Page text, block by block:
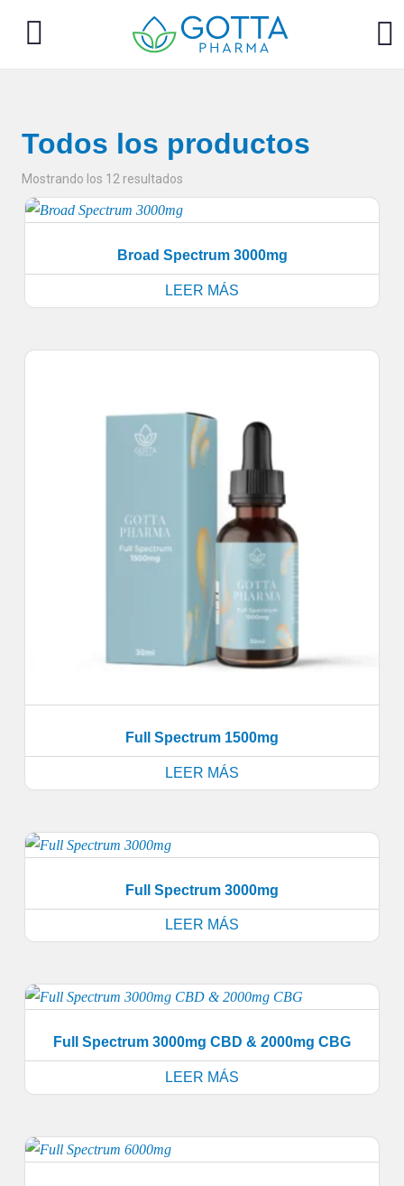
Todos los productos
Mostrando los 12 resultados
Broad Spectrum 3000mg
LEER MÁS
Full Spectrum 1500mg
LEER MÁS
Full Spectrum 3000mg
LEER MÁS
Full Spectrum 3000mg CBD & 2000mg CBG
LEER MÁS